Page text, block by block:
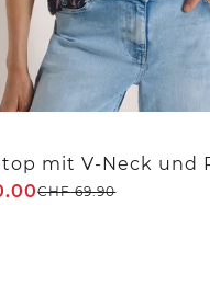
mit V-Neck und
CHF69.90